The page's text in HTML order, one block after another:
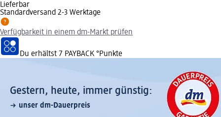
Lieferbar
Standardversand 2-3 Werktage
Verfügbarkeit in einem dm-Markt prüfen
Du erhältst 7 PAYBACK °Punkte
Gestern, heute, immer günstig:
unser dm-Dauerpreis